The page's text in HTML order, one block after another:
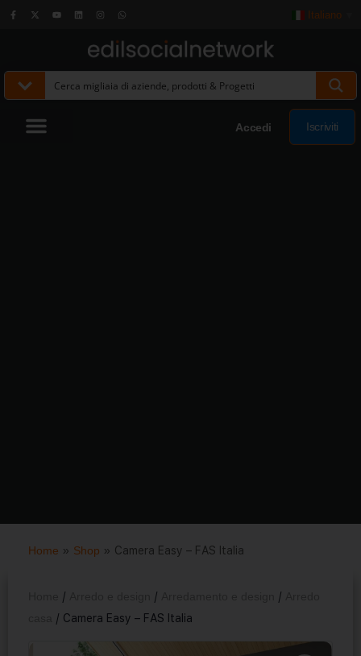
Italiano
Accedi Iscriviti
Home » Shop » Camera Easy – FAS Italia
/ / /
/ Camera Easy – FAS Italia